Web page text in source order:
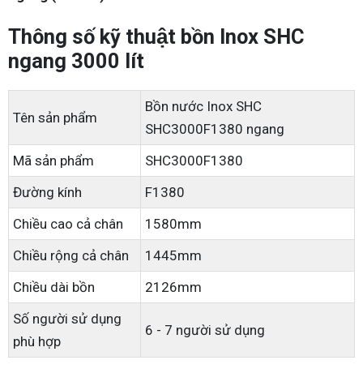
Thông số kỹ thuật bồn Inox SHC
ngang 3000 lít
Tên sản phẩm
Bồn nước Inox SHC
SHC3000F1380 ngang
Mã sản phẩm
SHC3000F1380
Đường kính
F1380
Chiều cao cả chân
1580mm
Chiều rộng cả chân
1445mm
Chiều dài bồn
2126mm
Số người sử dụng
phù hợp
6 - 7 người sử dụng